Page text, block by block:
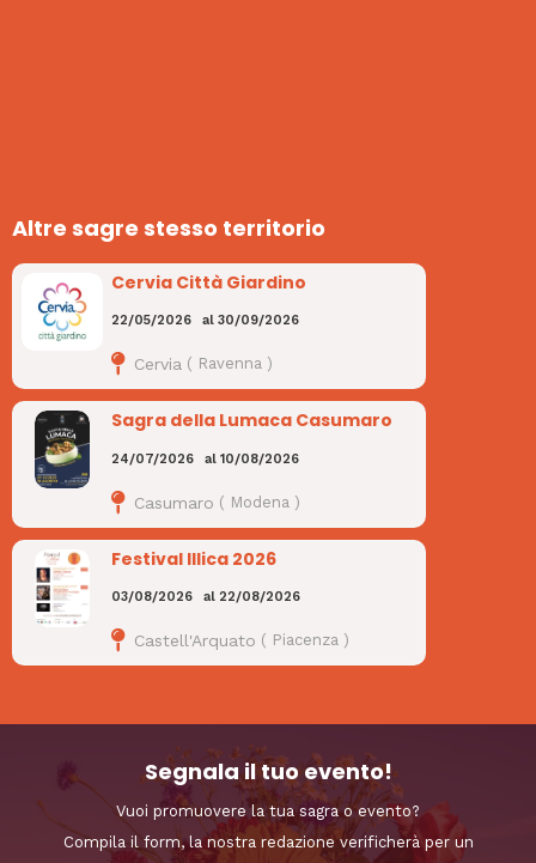
Altre sagre stesso territorio
Cervia Città Giardino
22/05/2026 al 30/09/2026
Cervia ( Ravenna)
Sagra della Lumaca Casumaro
24/07/2026 al 10/08/2026
Casumaro ( Modena )
Festival Illica 2026
03/08/2026 al 22/08/2026
Castell'Arquato ( Piacenza)
Segnala il tuo evento!
Vuoi promuovere la tua sagra o evento?
Compila il form, la nostra redazione verificherà per un